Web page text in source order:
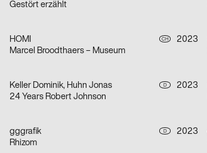
Gestört erzählt
HOMI CH
2023
Marcel Broodthaers – Museum
Keller Dominik, Huhn Jonas D
2023
24 Years Robert Johnson
gggrafik D
2023
Rhizom